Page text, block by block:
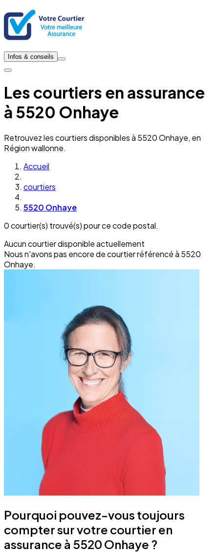
Infos & conseils
Les courtiers en assurance
à 5520 Onhaye
Retrouvez les courtiers disponibles à 5520 Onhaye, en
Région wallonne.
Accueil
courtiers
5520 Onhaye
0 courtier(s) trouvé(s) pour ce code postal.
Aucun courtier disponible actuellement
Nous n'avons pas encore de courtier référencé à 5520
Onhaye.
Pourquoi pouvez-vous toujours
compter sur votre courtier en
assurance à 5520 Onhaye ?